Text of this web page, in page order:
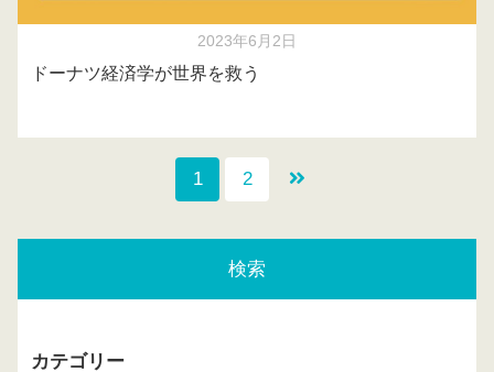
2023年6月2日
ドーナツ経済学が世界を救う
1 2
検索
カテゴリー